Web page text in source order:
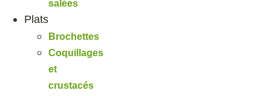
salées
Plats
Brochettes
Coquillages
et
crustacés